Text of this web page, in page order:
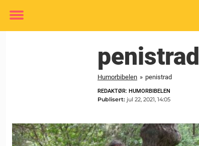
Toggle
penistrad
Humorbibelen » penistrad
REDAKTØR: HUMORBIBELEN
Publisert: jul 22, 2021, 14:05